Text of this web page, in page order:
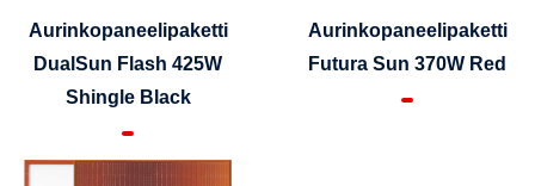
Aurinkopaneelipaketti
DualSun Flash 425W
Shingle Black
Aurinkopaneelipaketti
Futura Sun 370W Red